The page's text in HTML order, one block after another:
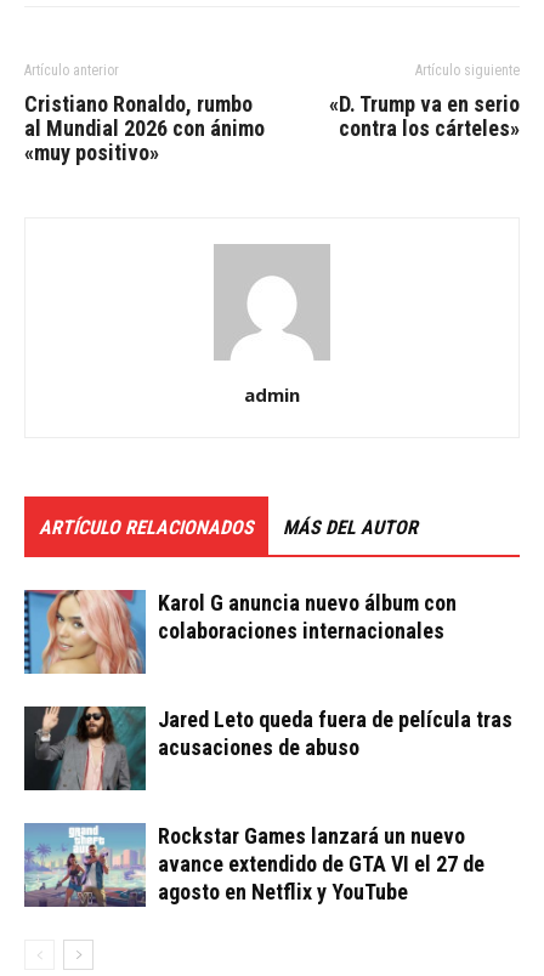
Artículo anterior
Cristiano Ronaldo, rumbo
al Mundial 2026 con ánimo
«muy positivo»
Artículo siguiente
«D. Trump va en serio
contra los cárteles»
admin
ARTÍCULO RELACIONADOS MÁS DEL AUTOR
Karol G anuncia nuevo álbum con
colaboraciones internacionales
Jared Leto queda fuera de película tras
acusaciones de abuso
Rockstar Games lanzará un nuevo
avance extendido de GTA VI el 27 de
agosto en Netflix y YouTube